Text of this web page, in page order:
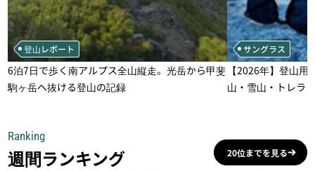
登山レポート
6泊7日で歩く南アルプス全山縦走。光岳から甲斐
駒ヶ岳へ抜ける登山の記録
サングラス
【2026年】登山
山・雪山・トレラ
Ranking
週間ランキング 20位までを見る